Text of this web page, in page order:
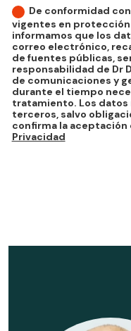
De conformidad
vigentes en
informamos que los
correo electrónico,
de fuentes públicas,
responsabilidad de Dr
de comunicaciones y
durante el tiempo
tratamiento. Los datos
terceros, salvo
confirma la aceptación
Privacidad